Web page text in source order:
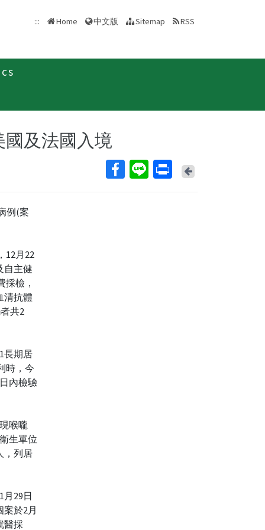
::: Home 中文版 Sitemap RSS
國及法國入境
Back
例(案
12月22
自主健
檢，
清抗體
共2
長期居
時，今
內檢驗
喉嚨
生單位
，列居
月29日
於2月
醫採